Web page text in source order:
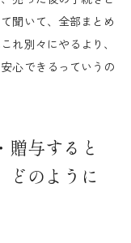
聞いて、全部まとめ
れ別々にやるより、
心できるっていうの
与すると
どのように